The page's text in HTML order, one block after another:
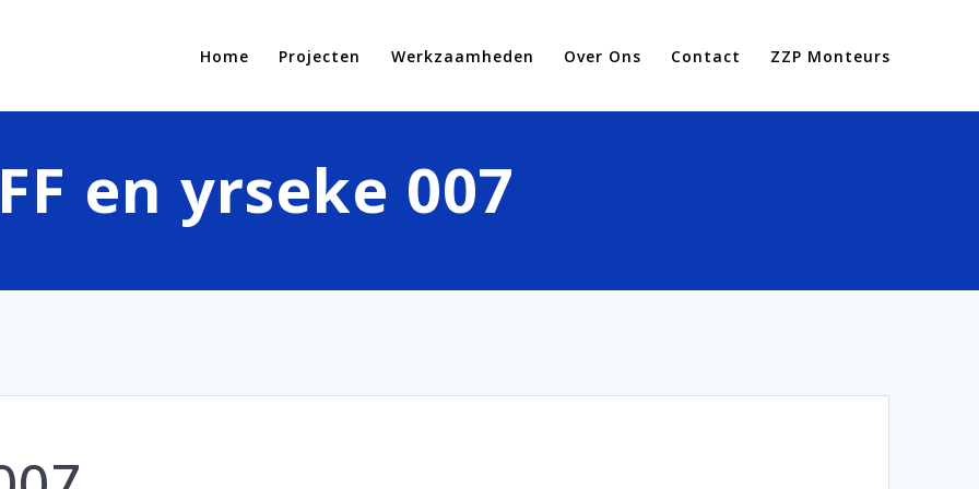
Home Projecten Werkzaamheden Over Ons Contact ZZP Monteurs
en yrseke 007